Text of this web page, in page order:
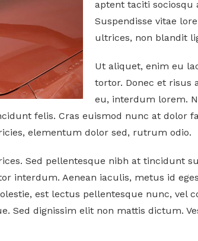
aptent taciti sociosqu
Suspendisse vitae
ultrices, non blandit
Ut aliquet, enim eu
tortor. Donec et risus
eu, interdum lorem.
felis. Cras euismod nunc at dolor
elementum dolor sed, rutrum odio.
Sed pellentesque nibh at tincidunt
interdum. Aenean iaculis, metus id
est lectus pellentesque nunc,
Sed dignissim elit non mattis dictum.